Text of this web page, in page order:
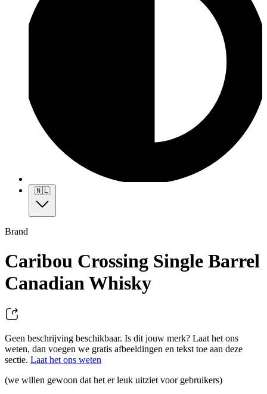
🇳🇱
Brand
Caribou Crossing Single Barrel
Canadian Whisky
Geen beschrijving beschikbaar. Is dit jouw merk? Laat het ons
weten, dan voegen we gratis afbeeldingen en tekst toe aan deze
sectie. Laat het ons weten
(we willen gewoon dat het er leuk uitziet voor gebruikers)